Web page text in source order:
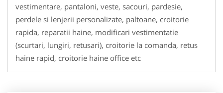
vestimentare, pantaloni, veste, sacouri, pardesie,
perdele si lenjerii personalizate, paltoane, croitorie
rapida, reparatii haine, modificari vestimentatie
(scurtari, lungiri, retusari), croitorie la comanda, retus
haine rapid, croitorie haine office etc